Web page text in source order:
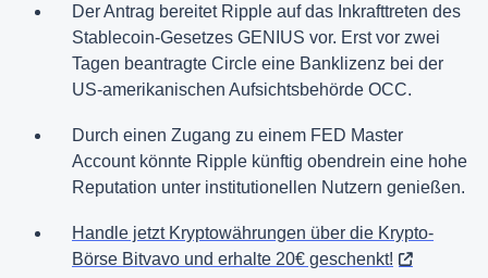
Der Antrag bereitet Ripple auf das Inkrafttreten des
Stablecoin-Gesetzes GENIUS vor. Erst vor zwei
Tagen beantragte Circle eine Banklizenz bei der
US-amerikanischen Aufsichtsbehörde OCC.
Durch einen Zugang zu einem FED Master
Account könnte Ripple künftig obendrein eine hohe
Reputation unter institutionellen Nutzern genießen.
Handle jetzt Kryptowährungen über die Krypto-
Börse Bitvavo und erhalte 20€ geschenkt!